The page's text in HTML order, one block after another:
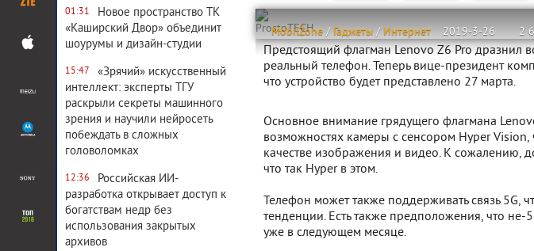
01:31
Новое пространство ТК
«Каширский Двор» объединит
шоурумы и дизайн-студии
15:47
«Зрячий» искусственный
интеллект: эксперты ТГУ
раскрыли секреты машинного
зрения и научили нейросеть
побеждать в сложных
головоломках
12:36
Российская ИИ-
разработка открывает доступ к
богатствам недр без
использования закрытых
архивов
MobilZone / Гаджеты / Интернет 2019-3-26 2
ProstoTECH
Предстоящий флагман Lenovo Z6 Pro дразнил
реальный телефон. Теперь вице-президент
что устройство будет представлено 27 марта.
Основное внимание грядущего флагмана
возможностях камеры с сенсором Hyper Vision,
качестве изображения и видео. К сожалению,
что так Hyper в этом.
Телефон может также поддерживать связь 5G,
тенденции. Есть также предположения, что не-
уже в следующем месяце.